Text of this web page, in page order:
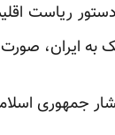
ریاست
به ایران،
جمهوری